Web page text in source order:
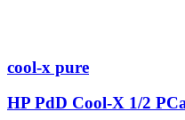
cool-x pure
HP PdD Cool-X 1/2